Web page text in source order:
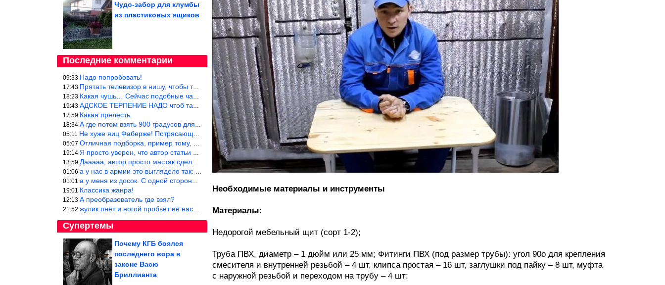
Чудо-забор для клумбы
из пластиковых ящиков
Последние комментарии
09:33 Надо попробовать!
17:43 Прятать телевизор в нишу, чтобы тепло от ТВ не отводилось и теле
18:23 Какая чушь… Сейчас подобные часы в магазине стоят меньше 10 долл
19:43 АДСКОЕ ТЕРПЕНИЕ НАДО чтоб такое вышить
17:59 Какая прелесть.
18:34 А где потом взять 900 градусов для обжига?
05:11 Не хуже яиц Фаберже! Потрясающе!!! Молодчина....!!!
05:07 Отличная подборка, пример тому, чем можно и сейчас заниматься…
19:14 Я просто уверен, что автор статьи никогда не будет использовать
13:59 Дааааа, автор просто мастак сделать интригу на ровном месте! А н
01:06 а у нас в армии это выглядело так: снизу полозья из сваренные тр
01:01 а у меня из досок. С одной стороны сарай, а другая половина — ду
19:01 Классика жанра!
12:13 А преобразователь где взял?
21:52 жулик пнёт и ногой пробьёт её насквозь. Но даже если и никогда н
Супертемы
Почему КГБ боялся
последнего вора в
законе Васю
Бриллианта
5 знаков зодиака,
молодыми и в 50, и в...
Необходимые материалы и инструменты
Материалы:
Недорогой мебельный щит (сорт 1-2);
Труба ПВХ, диаметр – 1 дюйм или 25 мм; Фитинги ПВХ (под размер трубы): угол 90о для крепления
смесителя и внутренней резьбой – 4 шт, клипса простая – 16 шт, заглушки под пайку – 8 шт, муфта
с наружной резьбой и переходом на трубу – 4 шт;